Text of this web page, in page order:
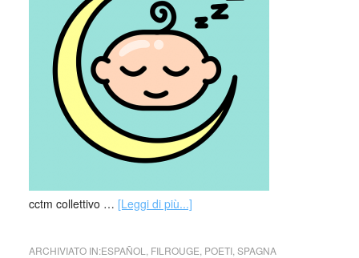
cctm collettivo … [Leggi di più...]
ARCHIVIATO IN:ESPAÑOL FILROUGE POETI, SPAGNA